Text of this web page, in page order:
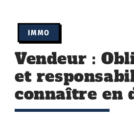
IMMO
Vendeur :
et
connaître en